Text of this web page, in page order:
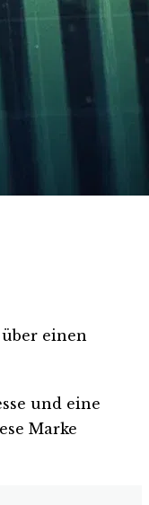
einen
und eine
Marke